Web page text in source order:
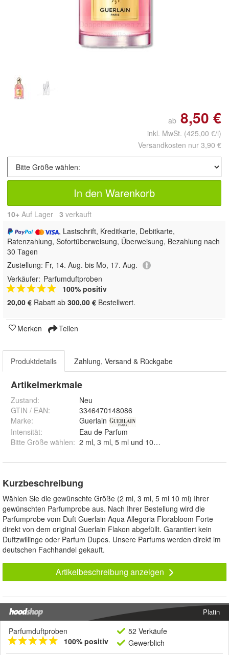
Doppelt antippen zum
vergrößern
ab 8,50 €
inkl. MwSt. (425,00 €/l)
Versandkosten nur 3,90 €
In den Warenkorb
10+ Auf Lager 3 verkauft
, Lastschrift, Kreditkarte, Debitkarte,
Ratenzahlung, Sofortüberweisung, Überweisung, Bezahlung nach
30 Tagen
Zustellung: Fr, 14. Aug. bis Mo, 17. Aug.
Verkäufer: Parfumduftproben
100% positiv
20,00 € Rabatt ab 300,00 € Bestellwert.
Merken Teilen
Produktdetails Zahlung, Versand & Rückgabe
Artikelmerkmale
Zustand:
Neu
GTIN / EAN:
3346470148086
Marke:
Guerlain
Intensität:
Eau de Parfum
Bitte Größe wählen: 2 ml, 3 ml, 5 ml und 10 ml
Kurzbeschreibung
Wählen Sie die gewünschte Größe (2 ml, 3 ml, 5 ml 10 ml) Ihrer
gewünschten Parfumprobe aus. Nach Ihrer Bestellung wird die
Parfumprobe vom Duft Guerlain Aqua Allegoria Florabloom Forte
direkt von dem original Guerlain Flakon abgefüllt. Garantiert kein
Duftzwillinge oder Parfum Dupes. Unsere Parfums werden direkt im
deutschen Fachhandel gekauft.
Artikelbeschreibung anzeigen
Platin
Parfumduftproben
100% positiv
52 Verkäufe
Gewerblich